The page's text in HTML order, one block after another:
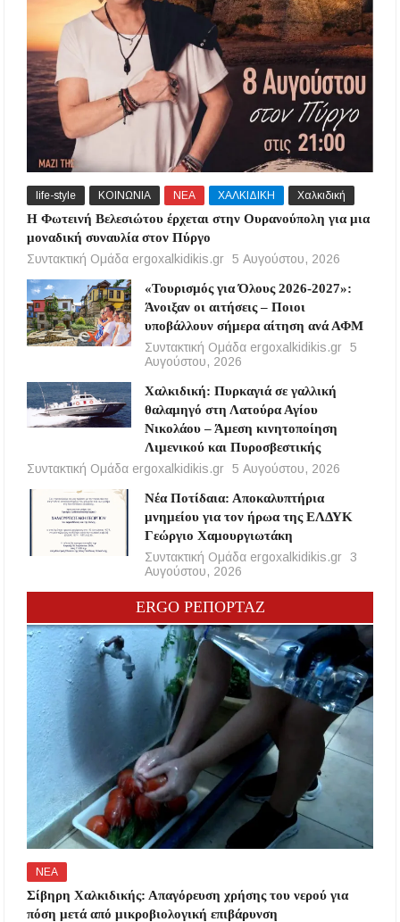
life-style ΚΟΙΝΩΝΙΑ ΝΕΑ ΧΑΛΚΙΔΙΚΗ Χαλκιδική
Η Φωτεινή Βελεσιώτου έρχεται στην Ουρανούπολη για μια
μοναδική συναυλία στον Πύργο
Συντακτική Ομάδα ergoxalkidikis.gr 5 Αυγούστου, 2026
«Τουρισμός για Όλους 2026-2027»:
Άνοιξαν οι αιτήσεις – Ποιοι
υποβάλλουν σήμερα αίτηση ανά ΑΦΜ
Συντακτική Ομάδα ergoxalkidikis.gr 5
Αυγούστου, 2026
Χαλκιδική: Πυρκαγιά σε γαλλική
θαλαμηγό στη Λατούρα Αγίου
Νικολάου – Άμεση κινητοποίηση
Λιμενικού και Πυροσβεστικής
Συντακτική Ομάδα ergoxalkidikis.gr 5 Αυγούστου, 2026
Νέα Ποτίδαια: Αποκαλυπτήρια
μνημείου για τον ήρωα της ΕΛΔΥΚ
Γεώργιο Χαμουργιωτάκη
Συντακτική Ομάδα ergoxalkidikis.gr 3
Αυγούστου, 2026
ERGO ΡΕΠΟΡΤΑΖ
ΝΕΑ
Σίβηρη Χαλκιδικής: Απαγόρευση χρήσης του νερού για
πόση μετά από μικροβιολογική επιβάρυνση